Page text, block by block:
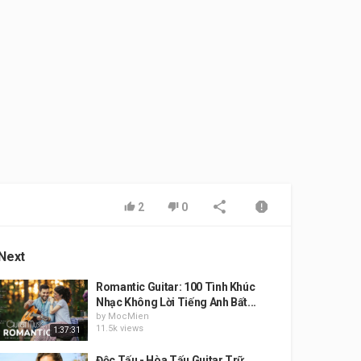
2 0
1:37:31
Romantic Guitar: 100 Tình Khúc
Nhạc Không Lời Tiếng Anh Bất...
by MocMien
11.5k views